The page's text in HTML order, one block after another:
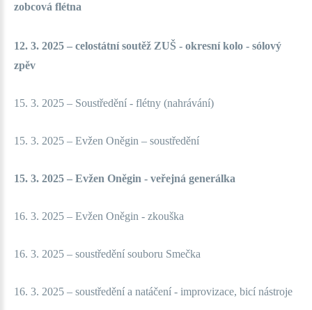
zobcová flétna
12. 3. 2025 – celostátní soutěž ZUŠ - okresní kolo - sólový
zpěv
15. 3. 2025 – Soustředění - flétny (nahrávání)
15. 3. 2025 – Evžen Oněgin – soustředění
15. 3. 2025 – Evžen Oněgin - veřejná generálka
16. 3. 2025 – Evžen Oněgin - zkouška
16. 3. 2025 – soustředění souboru Smečka
16. 3. 2025 – soustředění a natáčení - improvizace, bicí nástroje